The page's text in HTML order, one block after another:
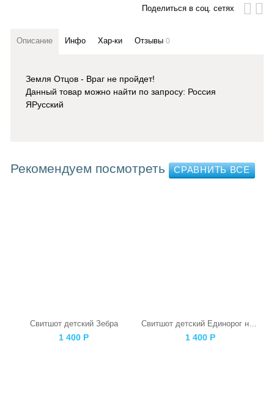
Поделиться в соц. сетях
Описание Инфо Хар-ки Отзывы0
Земля Отцов - Враг не пройдет!
Данный товар можно найти по запросу: Россия
ЯРусский
Рекомендуем посмотреть
Свитшот детский Зебра
1 400 Р 1 400 Р